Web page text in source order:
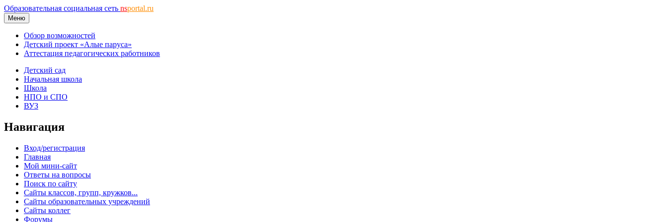
Образовательная социальная сеть nsportal.ru
Меню
Обзор возможностей
Детский проект «Алые паруса»
Аттестация педагогических работников
Детский сад
Начальная школа
Школа
НПО и СПО
ВУЗ
Навигация
Вход/регистрация
Главная
Мой мини-сайт
Ответы на вопросы
Поиск по сайту
Сайты классов, групп, кружков...
Сайты образовательных учреждений
Сайты коллег
Форумы